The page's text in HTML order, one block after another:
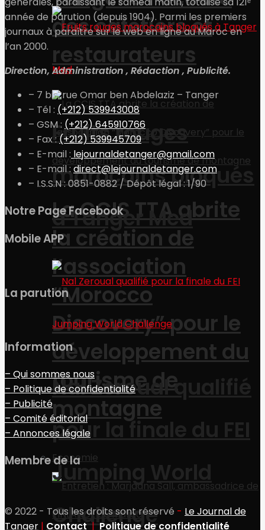
des cafetiers et
restaurateurs
La CCIS TTA abrite
la création de
l’association
“Morocco
Discovery” pour le
développement du
tourisme de
montagne
Economie
Fruits rouges
marocains bloqués
à Tanger Med
Nal Zeroual qualifié
pour la finale du FEI
Jumping World
Challenge
année de parution (depuis 1904). Parmi les premiers
journaux à paraître sur le web en ligne au Maroc en
l’an 2000.
Direction, Administration , Rédaction , Publicité.
– 7 bis, rue Omar ben Abdelaziz – Tanger
– Tél : (+212) 539943008
– GSM : (+212) 645910766
– Fax :(+212) 539945709
– E-mail : lejournaldetanger@gmail.com
– E-mail :direct@lejournaldetanger.com
– I.S.S.N : 0851-0882 / Dépôt légal : 1/90
Notre Page Facebook
Mobile APP
La parution
Information
– Qui sommes nous
– Politique de confidentialité
– Publicité
– Comité éditorial
– Annonces légale
Membre de la
© 2022 - Tous les droits sont réservé - Le Journal de
Tanger | Contact | Politique de confidentialité